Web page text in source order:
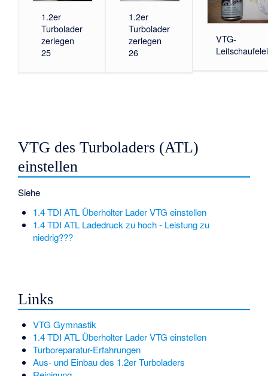
1.2er
Turbolader
zerlegen
25
1.2er
Turbolader
zerlegen
26
VTG-
VTG des Turboladers (ATL)
einstellen
Siehe
1.4 TDI ATL Überholter Lader VTG einstellen
1.4 TDI ATL Ladedruck zu hoch - Leistung zu
niedrig???
Links
VTG Gymnastik
1.4 TDI ATL Überholter Lader VTG einstellen
Turboreparatur-Erfahrungen
Aus- und Einbau des 1.2er Turboladers